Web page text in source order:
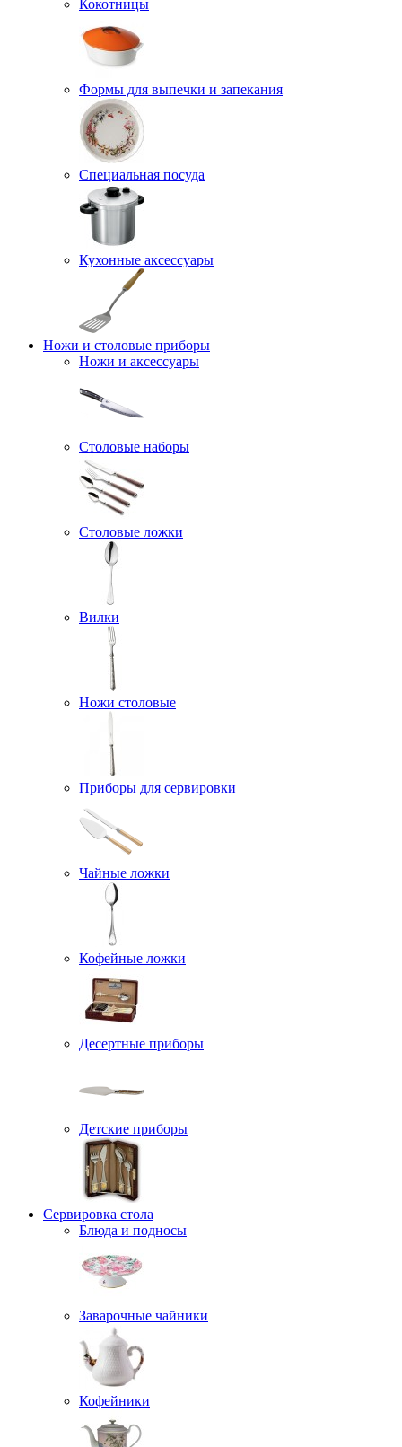
Кокотницы
Формы для выпечки и запекания
Специальная посуда
Кухонные аксессуары
Ножи и столовые приборы
Ножи и аксессуары
Столовые наборы
Столовые ложки
Вилки
Ножи столовые
Приборы для сервировки
Чайные ложки
Кофейные ложки
Десертные приборы
Детские приборы
Сервировка стола
Блюда и подносы
Заварочные чайники
Кофейники